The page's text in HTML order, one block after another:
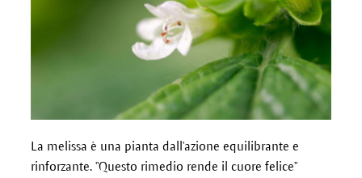
La melissa è una pianta dall'azione equilibrante e
rinforzante. "Questo rimedio rende il cuore felice"